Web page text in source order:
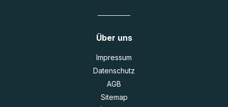
Über uns
Impressum
Datenschutz
AGB
Sitemap